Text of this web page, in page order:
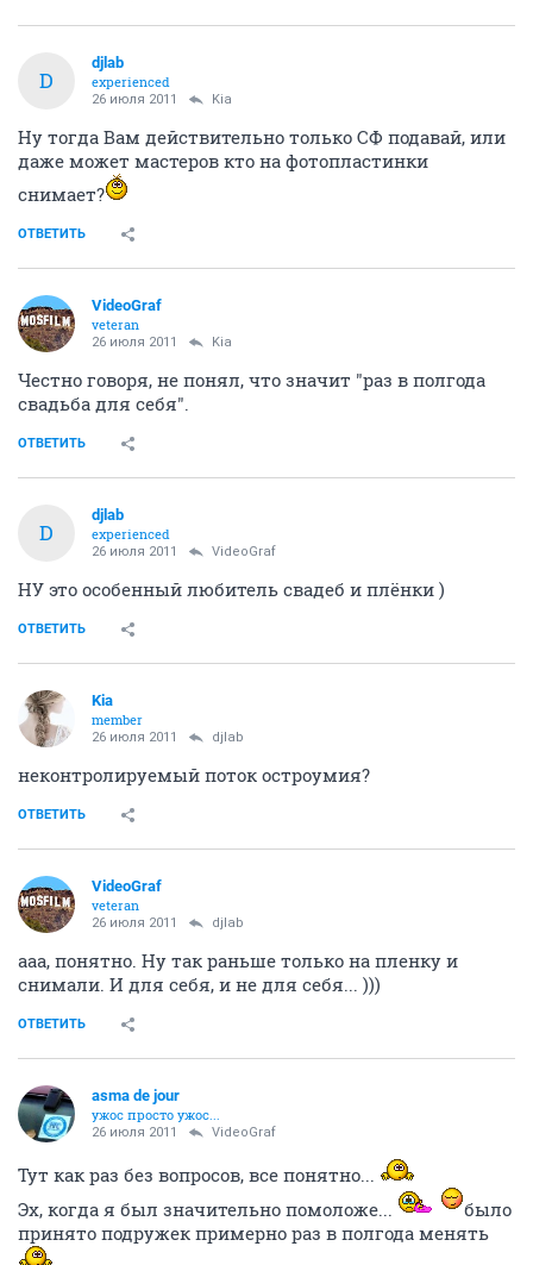
D
djlab
experienced
26 июля 2011 Kia
Ну тогда Вам действительно только СФ подавай, или
даже может мастеров кто на фотопластинки
снимает?
ОТВЕТИТЬ
VideoGraf
veteran
26 июля 2011 Kia
Честно говоря, не понял, что значит "раз в полгода
свадьба для себя".
ОТВЕТИТЬ
D
djlab
experienced
26 июля 2011 VideoGraf
НУ это особенный любитель свадеб и плёнки )
ОТВЕТИТЬ
Kia
member
26 июля 2011 djlab
неконтролируемый поток остроумия?
ОТВЕТИТЬ
VideoGraf
veteran
26 июля 2011 djlab
ааа, понятно. Ну так раньше только на пленку и
снимали. И для себя, и не для себя... )))
ОТВЕТИТЬ
asma de jour
ужос просто ужос...
26 июля 2011 VideoGraf
Тут как раз без вопросов, все понятно...
Эх, когда я был значительно помоложе...
было
принято подружек примерно раз в полгода менять